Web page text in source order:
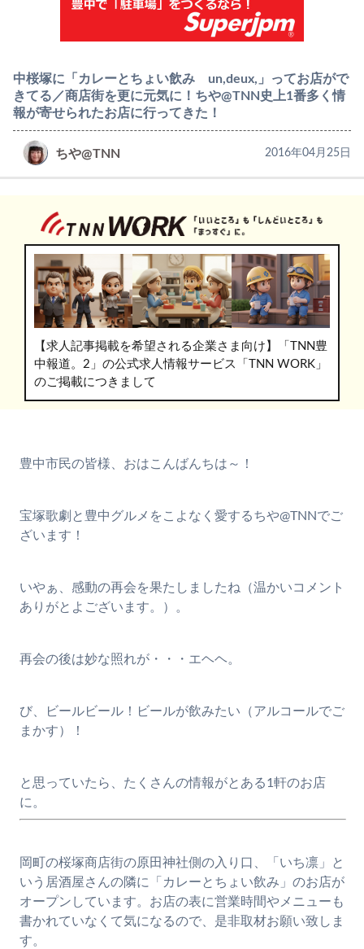
中桜塚に「カレーとちょい飲み un,deux,」ってお店がで
きてる／商店街を更に元気に！ちや@TNN史上1番多く情
報が寄せられたお店に行ってきた！
ちや@TNN 2016年04月25日
【求人記事掲載を希望される企業さま向け】「TNN豊
中報道。2」の公式求人情報サービス「TNN WORK」
のご掲載につきまして
豊中市民の皆様、おはこんばんちは～！
宝塚歌劇と豊中グルメをこよなく愛するちや@TNNでご
ざいます！
いやぁ、感動の再会を果たしましたね（温かいコメント
ありがとよございます。）。
再会の後は妙な照れが・・・エヘヘ。
び、ビールビール！ビールが飲みたい（アルコールでご
まかす）！
と思っていたら、たくさんの情報がとある1軒のお店
に。
岡町の桜塚商店街の原田神社側の入り口、「いち凛」と
いう居酒屋さんの隣に「カレーとちょい飲み」のお店が
オープンしています。お店の表に営業時間やメニューも
書かれていなくて気になるので、是非取材お願い致しま
す。